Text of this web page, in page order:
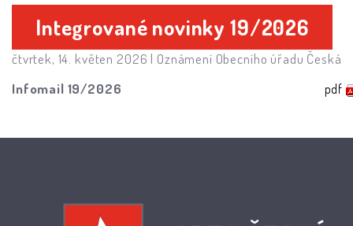
Integrované novinky 19/2026
čtvrtek, 14. květen 2026 | Oznámení Obecního úřadu Česká
Infomail 19/2026
pdf